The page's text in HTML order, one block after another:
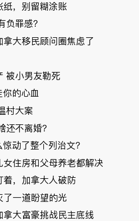
$1
辜男
华市
刺身
单；房市崩
国租赁市场
恐迎暴跌危
纸，别留糊涂账
负罪感？
大移民顾问圈焦虑了
被小男友勒死
的心血
村大案
还不离婚？
动了整个列治文？
住房和父母养老都解决
着，加拿大人破防
了一道盼望的光
大富豪挑战民主底线